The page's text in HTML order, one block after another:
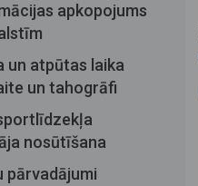
apkopojums
un atpūtas laika
un tahogrāfi
nosūtīšana
pārvadājumi